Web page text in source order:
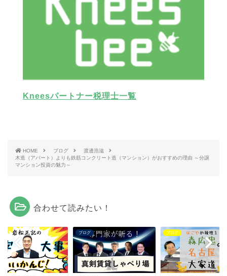
Kneesパートナー税理士一覧
HOME ブログ
渡邊浩滋
木造（アパート）よりも鉄筋コンクリート造（マンション）がおすすめの理由 ～分譲
マンション投資の魅力～
合わせて読みたい！
ブログ ブログ